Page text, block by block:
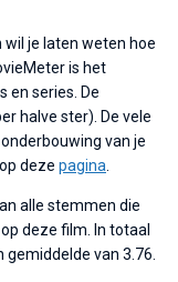
wil je laten weten hoe
is het
en series. De
halve ster). De vele
van je
deze pagina
alle stemmen die
deze film. In totaal
van 3.76.